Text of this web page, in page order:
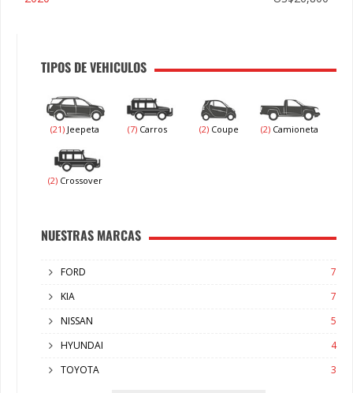
TIPOS DE VEHICULOS
(21) Jeepeta (7)Carros (2) Coupe (2)Camioneta
(2)Crossover
NUESTRAS MARCAS
FORD
7
KIA
7
NISSAN
5
HYUNDAI
4
TOYOTA
3